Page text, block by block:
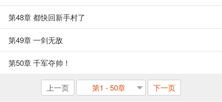
第48章 都快回新手村了
第49章 一剑无敌
第50章 千军夺帅！
上一页 第1 - 50章 下一页